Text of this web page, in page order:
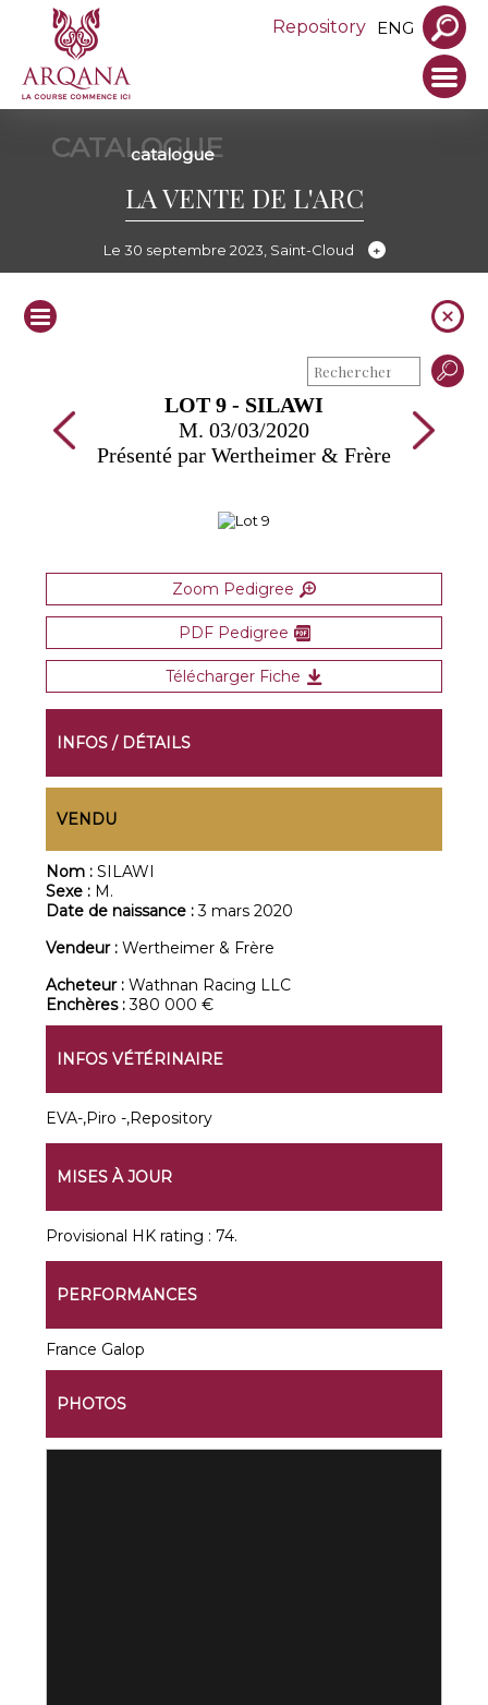
Repository ENG
CATALOGUE
catalogue
LA VENTE DE L'ARC
Le 30 septembre 2023, Saint-Cloud
LOT 9 - SILAWI
M. 03/03/2020
Présenté par Wertheimer & Frère
Zoom Pedigree
PDF Pedigree
Télécharger Fiche
INFOS / DÉTAILS
VENDU
Nom :SILAWI
Sexe : M.
Date de naissance :3 mars 2020
Vendeur :Wertheimer & Frère
Acheteur :Wathnan Racing LLC
Enchères :380 000 €
INFOS VÉTÉRINAIRE
EVA-,Piro -,Repository
MISES À JOUR
Provisional HK rating : 74.
PERFORMANCES
France Galop
PHOTOS